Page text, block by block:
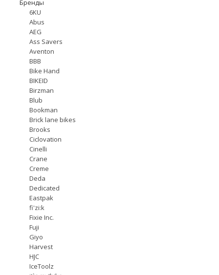
Бренды
6KU
Abus
AEG
Ass Savers
Aventon
BBB
Bike Hand
BIKEID
Birzman
Blub
Bookman
Brick lane bikes
Brooks
Ciclovation
Cinelli
Crane
Creme
Deda
Dedicated
Eastpak
fi'zi:k
Fixie Inc.
Fuji
Giyo
Harvest
HJC
IceToolz